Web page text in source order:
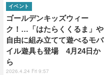
ゴールデンキッズウィー
ク！…「はたらくくるま」や
自由に組み立てて遊べるモバ
イル遊具も登場 4月24日か
ら
イベント
2026.4.24 Fri 9:57